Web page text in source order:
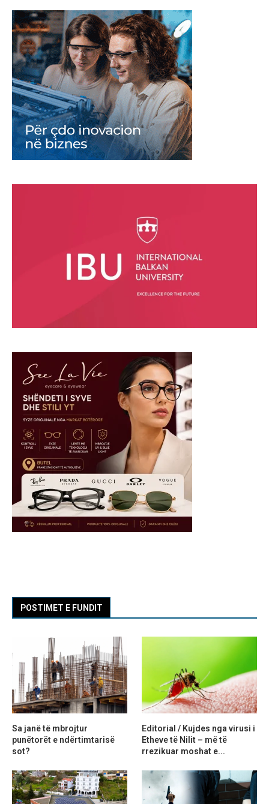
POSTIMET E FUNDIT
Sa janë të mbrojtur
punëtorët e ndërtimtarisë
sot?
Editorial / Kujdes nga virusi i
Etheve të Nilit – më të
rrezikuar moshat e...